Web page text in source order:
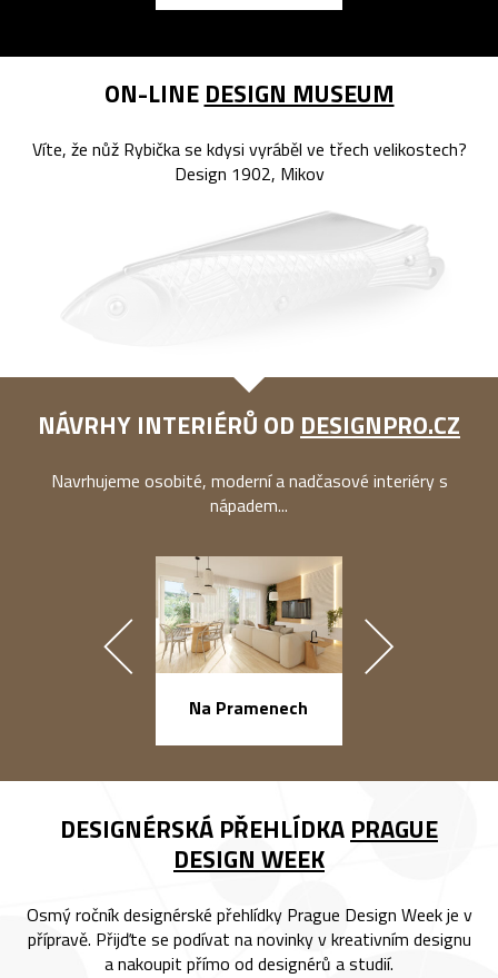
ON-LINE DESIGN MUSEUM
Víte, že nůž Rybička se kdysi vyráběl ve třech velikostech?
Design 1902, Mikov
NÁVRHY INTERIÉRŮ OD DESIGNPRO.CZ
Navrhujeme osobité, moderní a nadčasové interiéry s
nápadem...
Na Pramenech
DESIGNÉRSKÁ PŘEHLÍDKA PRAGUE
DESIGN WEEK
Osmý ročník designérské přehlídky Prague Design Week je v
přípravě. Přijďte se podívat na novinky v kreativním designu
a nakoupit přímo od designérů a studií.